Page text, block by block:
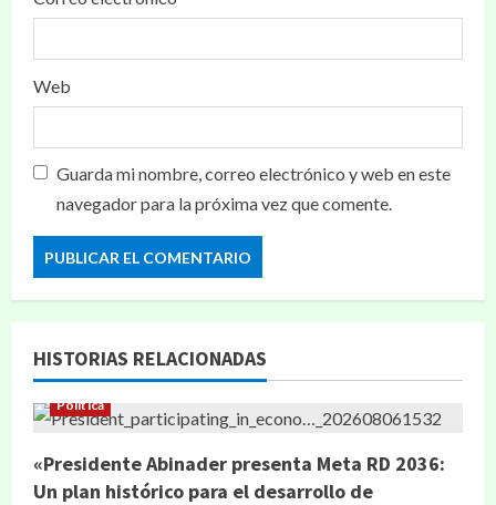
Web
Guarda mi nombre, correo electrónico y web en este
navegador para la próxima vez que comente.
HISTORIAS RELACIONADAS
Política
«Presidente Abinader presenta Meta RD 2036:
Un plan histórico para el desarrollo de